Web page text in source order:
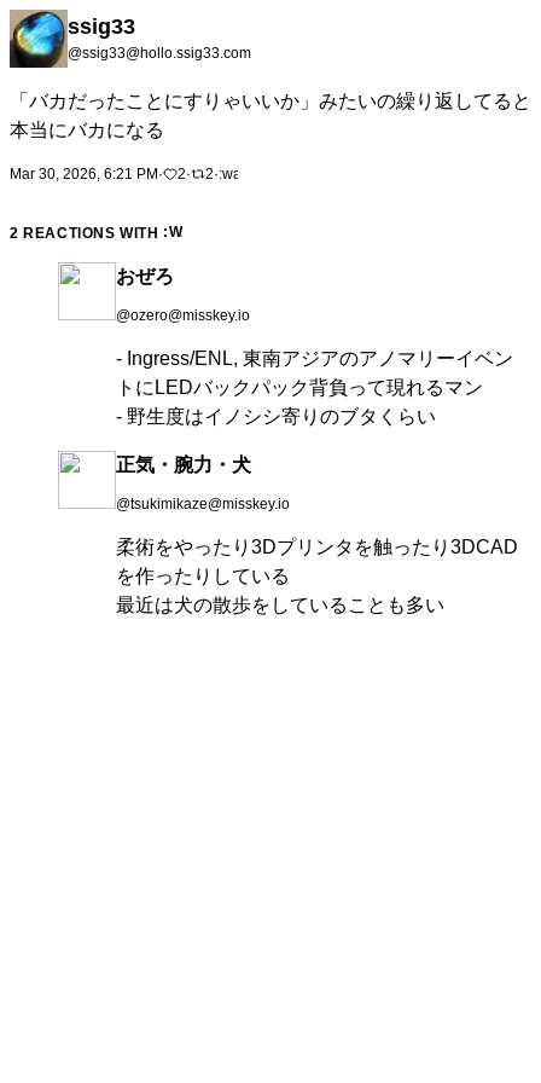
ssig33
@ssig33@hollo.ssig33.com
「バカだったことにすりゃいいか」みたいの繰り返してると
本当にバカになる
Mar 30, 2026, 6:21 PM · 2· 2·
2 REACTIONS WITH
おぜろ
@ozero@misskey.io
- Ingress/ENL, 東南アジアのアノマリーイベン
トにLEDバックパック背負って現れるマン
- 野生度はイノシシ寄りのブタくらい
正気・腕力・犬
@tsukimikaze@misskey.io
柔術をやったり3Dプリンタを触ったり3DCAD
を作ったりしている
最近は犬の散歩をしていることも多い